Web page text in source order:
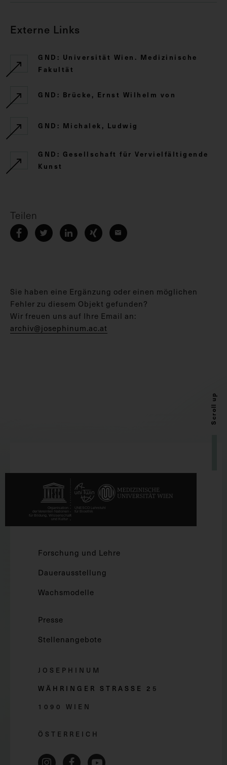
Externe Links
GND: Universität Wien. Medizinische
Fakultät
GND: Brücke, Ernst Wilhelm von
GND: Michalek, Ludwig
GND: Gesellschaft für Vervielfältigende
Kunst
Teilen
Sie haben eine Ergänzung oder einen möglichen
Fehler zu diesem Objekt gefunden?
Wir freuen uns auf Ihre Email an:
archiv@josephinum.ac.at
Scroll up
Forschung und Lehre
Dauerausstellung
Wachsmodelle
Presse
Stellenangebote
JOSEPHINUM
WÄHRINGER STRASSE 2 5
1090 WIEN
ÖSTERREICH